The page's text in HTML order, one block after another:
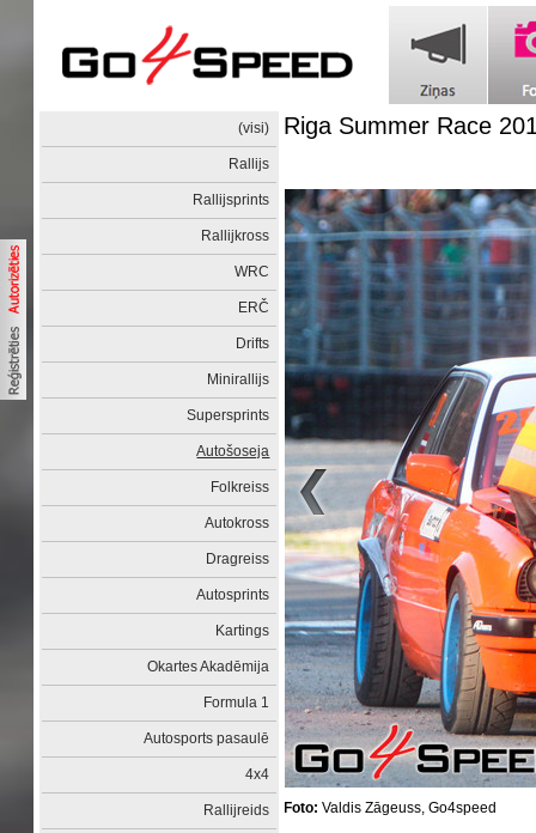
(visi)
Rallijs
Rallijsprints
Rallijkross
WRC
ERČ
Drifts
Minirallijs
Supersprints
Autošoseja
Folkreiss
Autokross
Dragreiss
Autosprints
Kartings
Okartes Akadēmija
Formula 1
Autosports pasaulē
4x4
Rallijreids
Riga Summer Race
Foto: Valdis Zāgeuss, Go4speed